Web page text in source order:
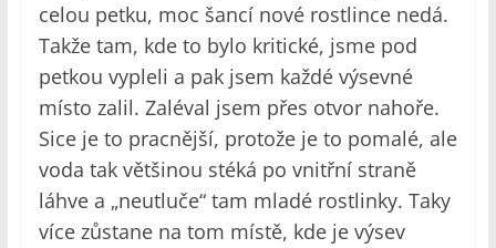
celou petku, moc šancí nové rostlince nedá.
Takže tam, kde to bylo kritické, jsme pod
petkou vypleli a pak jsem každé výsevné
místo zalil. Zaléval jsem přes otvor nahoře.
Sice je to pracnější, protože je to pomalé, ale
voda tak většinou stéká po vnitřní straně
láhve a „neutluče“ tam mladé rostlinky. Taky
více zůstane na tom místě, kde je výsev